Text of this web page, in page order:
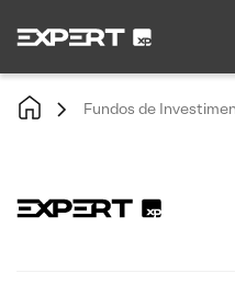
Fundos de